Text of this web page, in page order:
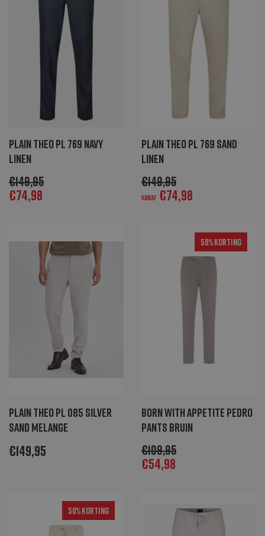
Plain Theo PL 769 navy
linen
€149,95
€74,98
Plain Theo PL 769 sand
linen
€149,95
Vanaf €74,98
Plain Theo PL 085 silver
sand melange
€149,95
50% Korting
Born with Appetite Pedro
pants bruin
€109,95
€54,98
50% Korting